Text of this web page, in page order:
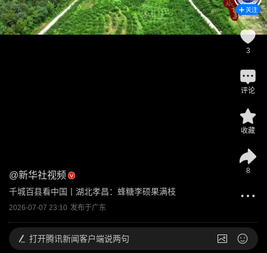
@新华社视频
千城百县看中国丨湖北孝昌：蜂糖李硕果满枝
2026-07-07 23:10 发布于广东
关注
3
评论
收藏
8
打开腾讯新闻客户端说两句